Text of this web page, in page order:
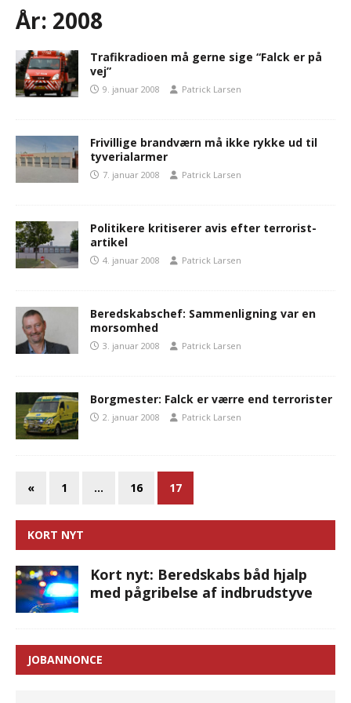
År: 2008
Trafikradioen må gerne sige “Falck er på
vej”
9. januar 2008 Patrick Larsen
Frivillige brandværn må ikke rykke ud til
tyverialarmer
7. januar 2008 Patrick Larsen
Politikere kritiserer avis efter terrorist-
artikel
4. januar 2008 Patrick Larsen
Beredskabschef: Sammenligning var en
morsomhed
3. januar 2008 Patrick Larsen
Borgmester: Falck er værre end terrorister
2. januar 2008 Patrick Larsen
« 1 … 16 17
KORT NYT
Kort nyt: Beredskabs båd hjalp
med pågribelse af indbrudstyve
JOBANNONCE